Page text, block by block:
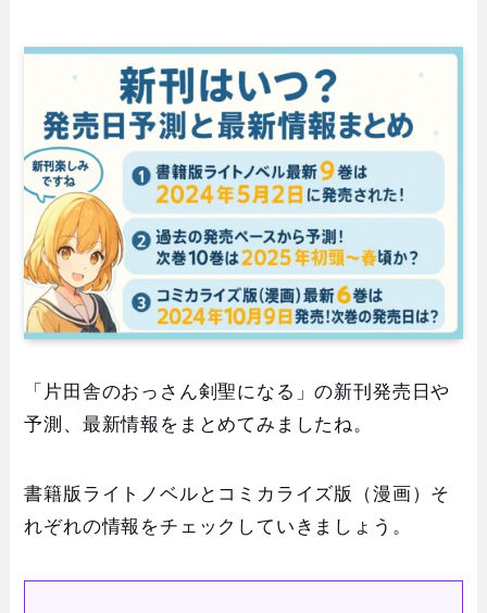
「片田舎のおっさん剣聖になる」の新刊発売日や
予測、最新情報をまとめてみましたね。
書籍版ライトノベルとコミカライズ版（漫画）そ
れぞれの情報をチェックしていきましょう。